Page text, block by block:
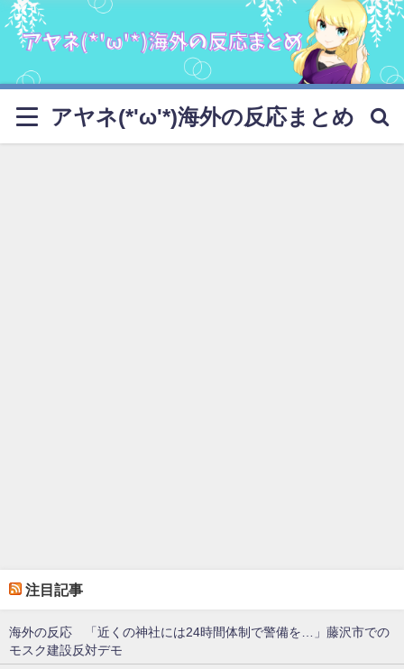
アヤネ(*'ω'*)海外の反応まとめ
注目記事
海外の反応 「近くの神社には24時間体制で警備を…」藤沢市での
モスク建設反対デモ